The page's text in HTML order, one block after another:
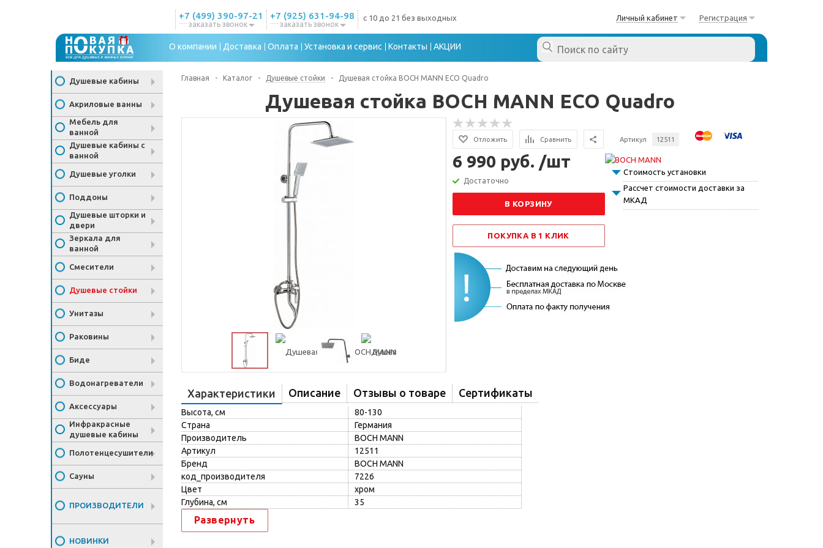
+7 (499) 390-97-21
заказать звонок
+7 (925) 631-94-98
заказать звонок
с 10 до 21 без выходных Личный кабинет Регистрация
О компании Доставка Оплата Установка и сервис Контакты АКЦИИ
Душевые кабины
Акриловые ванны
Мебель для
ванной
Душевые кабины с
ванной
Душевые уголки
Поддоны
Душевые шторки и
двери
Зеркала для
ванной
Смесители
Душевые стойки
Унитазы
Раковины
Биде
Водонагреватели
Аксессуары
Инфракрасные
душевые кабины
Полотенцесушители
Сауны
ПРОИЗВОДИТЕЛИ
НОВИНКИ
Главная - Каталог - Душевые стойки - Душевая стойка BOCH MANN ECO Quadro
Душевая стойка BOCH MANN ECO Quadro
Отложить Сравнить Артикул 12511
6 990 руб. /шт
Достаточно
В КОРЗИНУ
ПОКУПКА В 1 КЛИК
Стоимость установки
Рассчет стоимости доставки за
МКАД
Характеристики Описание Отзывы о товаре Сертификаты
Высота, см
80-130
Страна
Германия
Производитель
BOCH MANN
Артикул
12511
Бренд
BOCH MANN
код_производителя
7226
Цвет
хром
Глубина, см
35
Развернуть